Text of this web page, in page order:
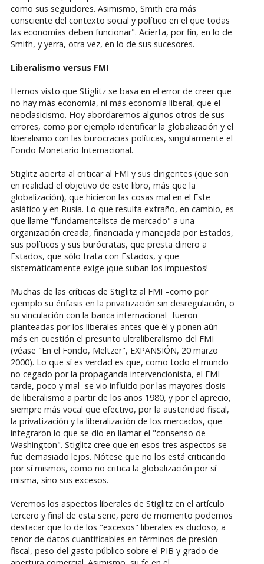
como sus seguidores. Asimismo, Smith era más
consciente del contexto social y político en el que todas
las economías deben funcionar". Acierta, por fin, en lo de
Smith, y yerra, otra vez, en lo de sus sucesores.
Liberalismo versus FMI
Hemos visto que Stiglitz se basa en el error de creer que
no hay más economía, ni más economía liberal, que el
neoclasicismo. Hoy abordaremos algunos otros de sus
errores, como por ejemplo identificar la globalización y el
liberalismo con las burocracias políticas, singularmente el
Fondo Monetario Internacional.
Stiglitz acierta al criticar al FMI y sus dirigentes (que son
en realidad el objetivo de este libro, más que la
globalización), que hicieron las cosas mal en el Este
asiático y en Rusia. Lo que resulta extraño, en cambio, es
que llame "fundamentalista de mercado" a una
organización creada, financiada y manejada por Estados,
sus políticos y sus burócratas, que presta dinero a
Estados, que sólo trata con Estados, y que
sistemáticamente exige ¡que suban los impuestos!
Muchas de las críticas de Stiglitz al FMI –como por
ejemplo su énfasis en la privatización sin desregulación, o
su vinculación con la banca internacional- fueron
planteadas por los liberales antes que él y ponen aún
más en cuestión el presunto ultraliberalismo del FMI
(véase "En el Fondo, Meltzer", EXPANSIÓN, 20 marzo
2000). Lo que sí es verdad es que, como todo el mundo
no cegado por la propaganda intervencionista, el FMI –
tarde, poco y mal- se vio influido por las mayores dosis
de liberalismo a partir de los años 1980, y por el aprecio,
siempre más vocal que efectivo, por la austeridad fiscal,
la privatización y la liberalización de los mercados, que
integraron lo que se dio en llamar el "consenso de
Washington". Stiglitz cree que en esos tres aspectos se
fue demasiado lejos. Nótese que no los está criticando
por sí mismos, como no critica la globalización por sí
misma, sino sus excesos.
Veremos los aspectos liberales de Stiglitz en el artículo
tercero y final de esta serie, pero de momento podemos
destacar que lo de los "excesos" liberales es dudoso, a
tenor de datos cuantificables en términos de presión
fiscal, peso del gasto público sobre el PIB y grado de